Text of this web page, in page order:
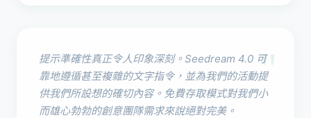
"
提示準確性真正令人印象深刻。Seedream 4.0 可
靠地遵循甚至複雜的文字指令，並為我們的活動提
供我們所設想的確切內容。免費存取模式對我們小
而雄心勃勃的創意團隊需求來說絕對完美。